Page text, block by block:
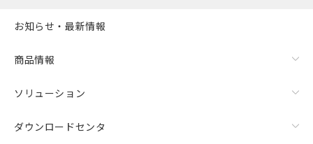
お知らせ・最新情報
商品情報
ソリューション
ダウンロードセンタ